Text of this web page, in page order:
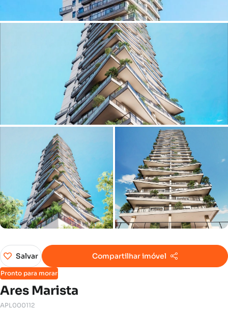
Pronto para morar
Ares Marista
Salvar Compartilhar imóvel
APL000112